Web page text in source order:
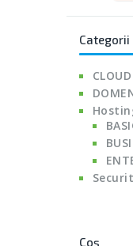
Categorii
Coș